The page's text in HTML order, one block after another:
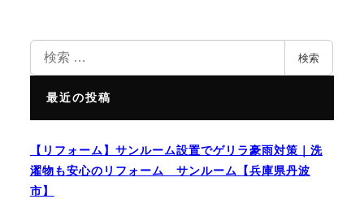
索
検索
最近の投稿
【リフォーム】サンルーム設置でゲリラ豪雨対策｜洗
濯物も安心のリフォーム サンルーム【兵庫県丹波
市】